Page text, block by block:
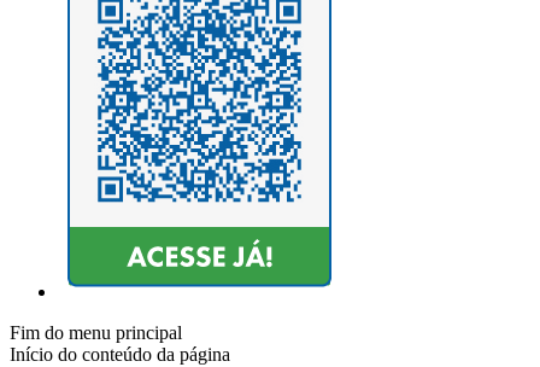
Fim do menu principal
Início do conteúdo da página